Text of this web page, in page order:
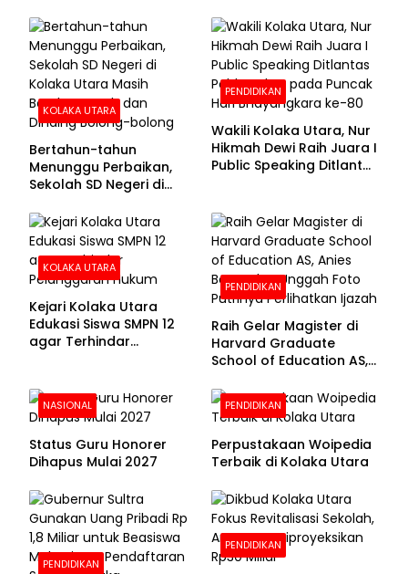
100 Persen
KOLAKA UTARA
Bertahun-tahun
Menunggu Perbaikan,
Sekolah SD Negeri di
Beralas Tanah dan
Dinding Bolong-bolong
PENDIDIKAN
Wakili Kolaka Utara, Nur
Hikmah Dewi Raih Juara I
Public Speaking Ditlantas
Bhayangkara ke-80
KOLAKA UTARA
Kejari Kolaka Utara
Edukasi Siswa SMPN 12
agar Terhindar
PENDIDIKAN
Raih Gelar Magister di
Harvard Graduate
School of Education AS,
Foto Putrinya Perlihatkan
Ijazah
NASIONAL
Status Guru Honorer
Dihapus Mulai 2027
PENDIDIKAN
Perpustakaan Woipedia
Terbaik di Kolaka Utara
PENDIDIKAN
PENDIDIKAN